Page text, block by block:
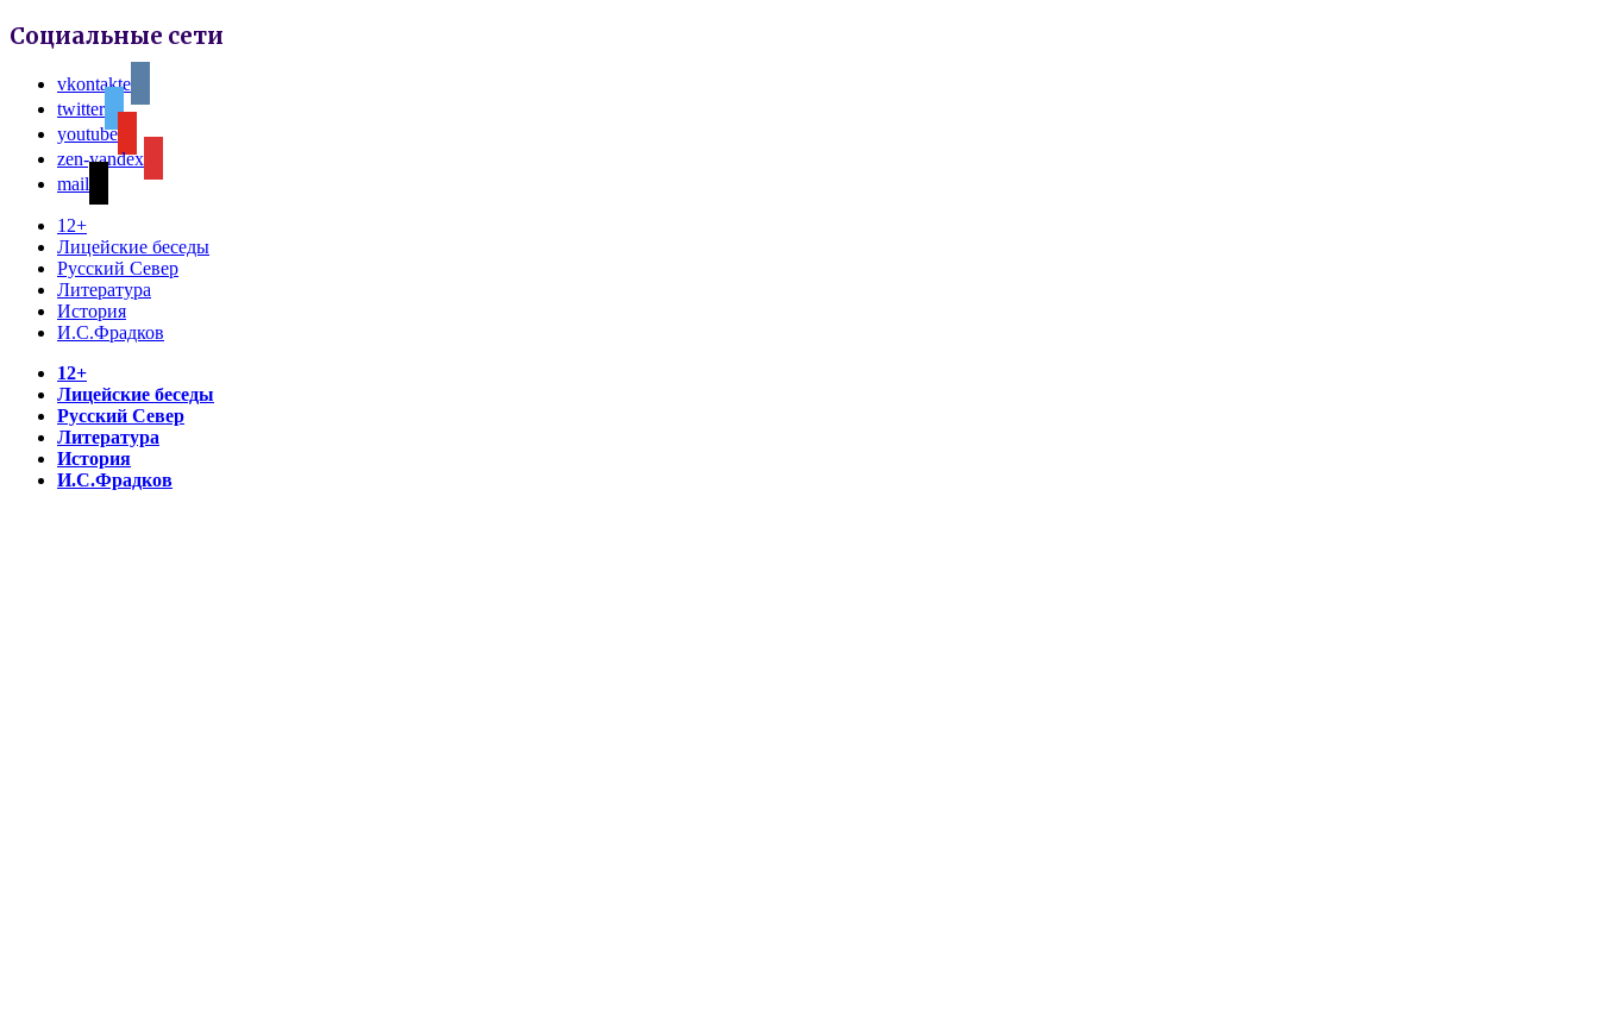
Социальные сети
vkontakte
twitter
youtube
zen-yandex
mail
12+
Лицейские беседы
Русский Север
Литература
История
И.С.Фрадков
12+
Лицейские беседы
Русский Север
Литература
История
И.С.Фрадков